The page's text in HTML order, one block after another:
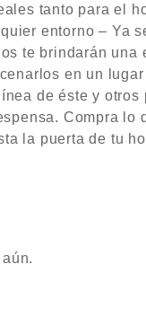
tanto para el
entorno – Ya
te brindarán
en un
de éste y
Compra lo
la puerta de tu